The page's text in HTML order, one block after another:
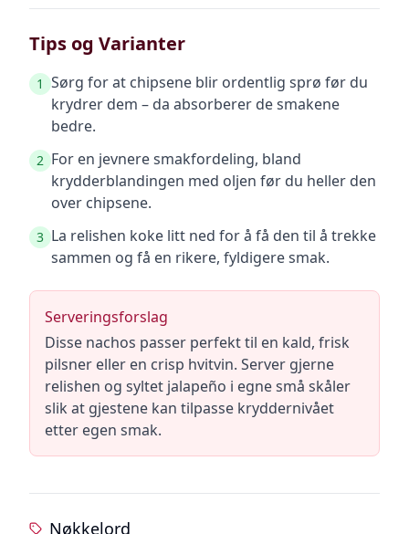
Tips og Varianter
1 Sørg for at chipsene blir ordentlig sprø før du
krydrer dem – da absorberer de smakene
bedre.
2 For en jevnere smakfordeling, bland
krydderblandingen med oljen før du heller den
over chipsene.
3 La relishen koke litt ned for å få den til å trekke
sammen og få en rikere, fyldigere smak.
Serveringsforslag
Disse nachos passer perfekt til en kald, frisk
pilsner eller en crisp hvitvin. Server gjerne
relishen og syltet jalapeño i egne små skåler
slik at gjestene kan tilpasse kryddernivået
etter egen smak.
Nøkkelord